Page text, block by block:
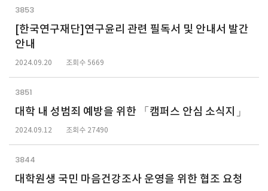
3853
[한국연구재단]연구윤리 관련 필독서 및 안내서 발간
안내
2024.09.20 조회수 5669
3851
대학 내 성범죄 예방을 위한 「캠퍼스 안심 소식지」
2024.09.12 조회수 27490
3844
대학원생 국민 마음건강조사 운영을 위한 협조 요청